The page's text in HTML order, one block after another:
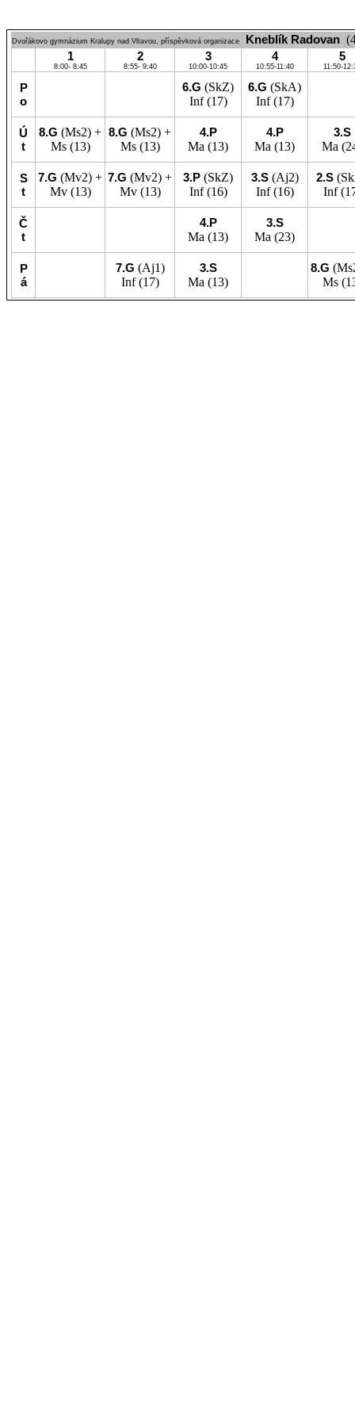
Dvořákovo gymnázium Kralupy nad Vltavou, příspěvková organizace Kneblík Radovan
1
8:00- 8:45
2
8:55- 9:40
3
10:00-10:45
4
10:55-11:40
5
11:50-
P
o
6.G (SkZ)
Inf(17)
6.G (SkA)
Inf(17)
Ú
t
8.G (Ms2) +
Ms(13)
8.G (Ms2) +
Ms(13)
4.P
Ma (13)
4.P
Ma (13)
3.S
Ma
S
t
7.G (Mv2) +
Mv(13)
7.G (Mv2) +
Mv(13)
3.P (SkZ)
Inf(16)
3.S (Aj2)
Inf(16)
2.S
Inf
Č
t
4.P
Ma (13)
3.S
Ma (23)
P
á
7.G (Aj1)
Inf(17)
3.S
Ma (13)
8.G
Ms